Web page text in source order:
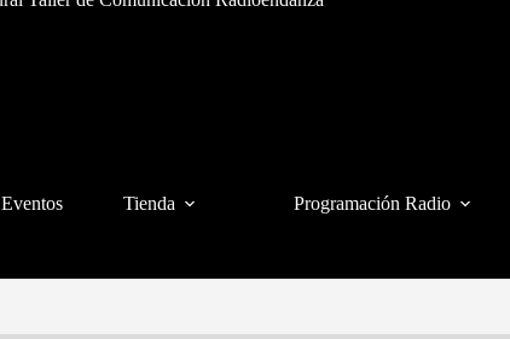
Eventos Tienda Programación Radio